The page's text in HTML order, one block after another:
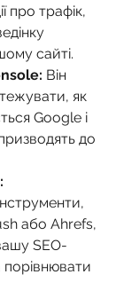
про трафік,
сайті.
Він
як
Google і
до
або Ahrefs,
SEO-
порівнювати